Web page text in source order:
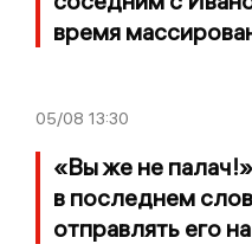
время
05/08 13:30
«Вы же не
в последнем
отправлять его